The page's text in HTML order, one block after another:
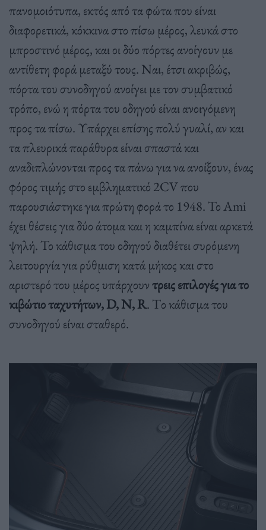
πανομοιότυπα, εκτός από τα φώτα που είναι
διαφορετικά, κόκκινα στο πίσω μέρος, λευκά στο
μπροστινό μέρος, και οι δύο πόρτες ανοίγουν με
αντίθετη φορά μεταξύ τους. Ναι, έτσι ακριβώς,
πόρτα του συνοδηγού ανοίγει με τον συμβατικό
τρόπο, ενώ η πόρτα του οδηγού είναι ανοιγόμενη
προς τα πίσω. Υπάρχει επίσης πολύ γυαλί, αν και
τα πλευρικά παράθυρα είναι σπαστά και
αναδιπλώνονται προς τα πάνω για να ανοίξουν, ένας
φόρος τιμής στο εμβληματικό 2CV που
παρουσιάστηκε για πρώτη φορά το 1948. Το Ami
έχει θέσεις για δύο άτομα και η καμπίνα είναι αρκετά
ψηλή. Το κάθισμα του οδηγού διαθέτει συρόμενη
λειτουργία για ρύθμιση κατά μήκος και στο
αριστερό του μέρος υπάρχουντρεις επιλογές για το
κιβώτιο ταχυτήτων, D, N, R. Tο κάθισμα του
συνοδηγού είναι σταθερό.